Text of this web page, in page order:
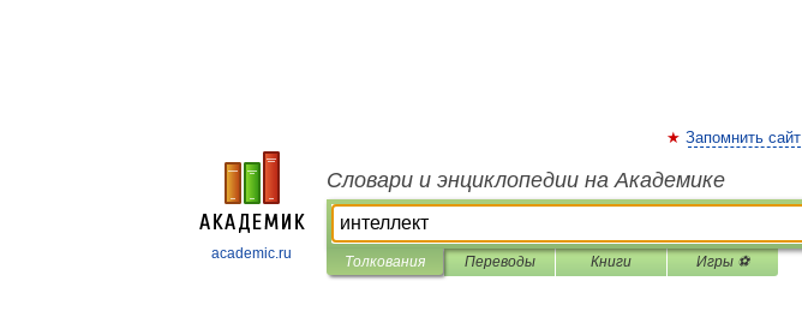
academic.ru
Запомнить сайт
Словари и энциклопедии на Академике
Толкования Переводы Книги Игры ⚽